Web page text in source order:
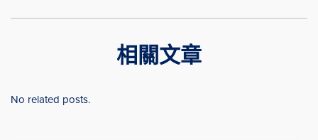
相關文章
No related posts.